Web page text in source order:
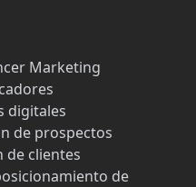
Marketing
digitales
de prospectos
de clientes
de